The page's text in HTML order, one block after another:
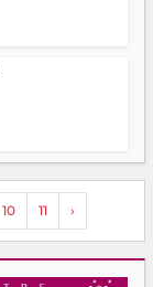
10 11 ›